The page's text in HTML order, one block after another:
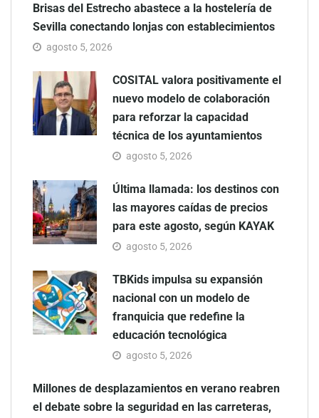
Brisas del Estrecho abastece a la hostelería de
Sevilla conectando lonjas con establecimientos
agosto 5, 2026
COSITAL valora positivamente el
nuevo modelo de colaboración
para reforzar la capacidad
técnica de los ayuntamientos
agosto 5, 2026
Última llamada: los destinos con
las mayores caídas de precios
para este agosto, según KAYAK
agosto 5, 2026
TBKids impulsa su expansión
nacional con un modelo de
franquicia que redefine la
educación tecnológica
agosto 5, 2026
Millones de desplazamientos en verano reabren
el debate sobre la seguridad en las carreteras,